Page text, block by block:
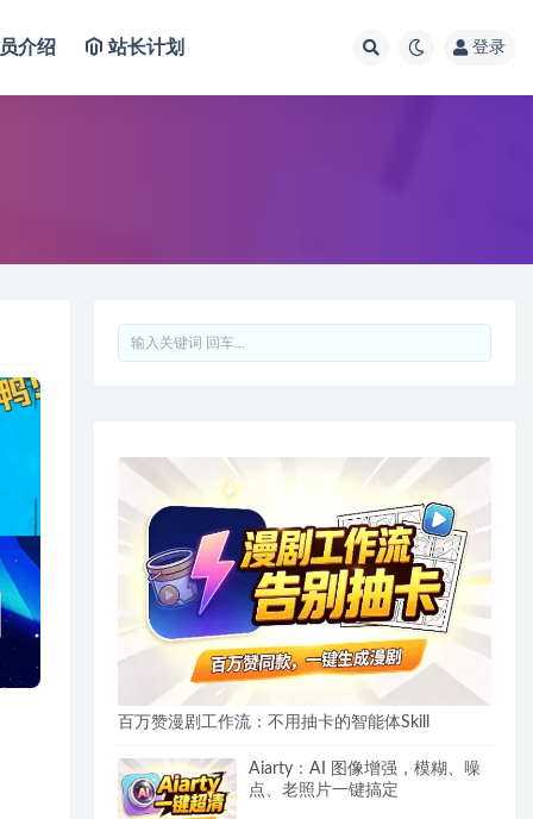
介绍 站长计划 登录
百万赞漫剧工作流：不用抽卡的智能体Skill
Aiarty：AI 图像增强，模糊、噪
点、老照片一键搞定